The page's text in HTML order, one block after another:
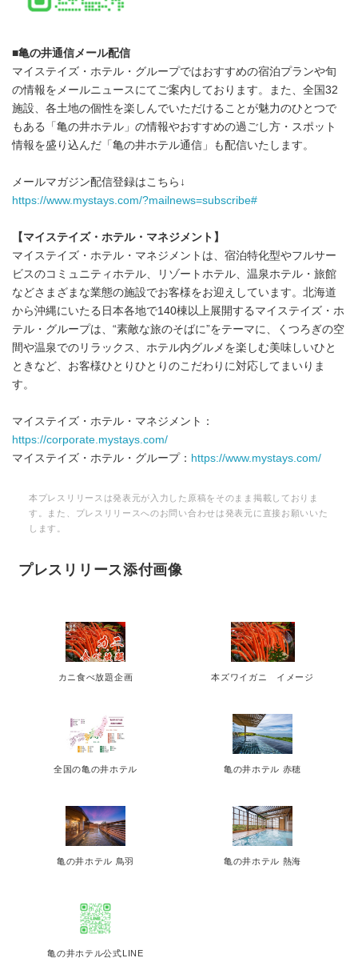
■亀の井通信メール配信
マイステイズ・ホテル・グループではおすすめの宿泊プランや旬
の情報をメールニュースにてご案内しております。また、全国32
施設、各土地の個性を楽しんでいただけることが魅力のひとつで
もある「亀の井ホテル」の情報やおすすめの過ごし方・スポット
情報を盛り込んだ「亀の井ホテル通信」も配信いたします。
メールマガジン配信登録はこちら↓
https://www.mystays.com/?mailnews=subscribe#
【マイステイズ・ホテル・マネジメント】
マイステイズ・ホテル・マネジメントは、宿泊特化型やフルサー
ビスのコミュニティホテル、リゾートホテル、温泉ホテル・旅館
などさまざまな業態の施設でお客様をお迎えしています。北海道
から沖縄にいたる日本各地で140棟以上展開するマイステイズ・ホ
テル・グループは、“素敵な旅のそばに”をテーマに、くつろぎの空
間や温泉でのリラックス、ホテル内グルメを楽しむ美味しいひと
ときなど、お客様ひとりひとりのこだわりに対応してまいりま
す。
マイステイズ・ホテル・マネジメント：
https://corporate.mystays.com/
マイステイズ・ホテル・グループ： https://www.mystays.com/
本プレスリリースは発表元が入力した原稿をそのまま掲載しておりま
す。また、プレスリリースへのお問い合わせは発表元に直接お願いいた
します。
プレスリリース添付画像
カニ食べ放題企画 本ズワイガニ イメージ
全国の亀の井ホテル 亀の井ホテル 赤穂
亀の井ホテル 鳥羽 亀の井ホテル 熱海
亀の井ホテル公式LINE